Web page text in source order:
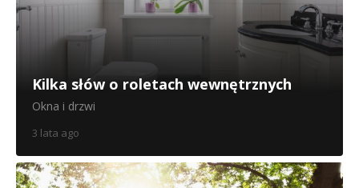
Kilka słów o roletach wewnętrznych
Okna i drzwi
3 lata ago